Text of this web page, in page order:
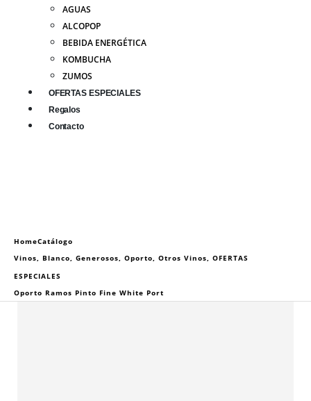
AGUAS
ALCOPOP
BEBIDA ENERGÉTICA
KOMBUCHA
ZUMOS
OFERTAS ESPECIALES
Regalos
Contacto
HomeCatálogo
Vinos, Blanco, Generosos, Oporto, Otros Vinos, OFERTAS
ESPECIALES
Oporto Ramos Pinto Fine White Port